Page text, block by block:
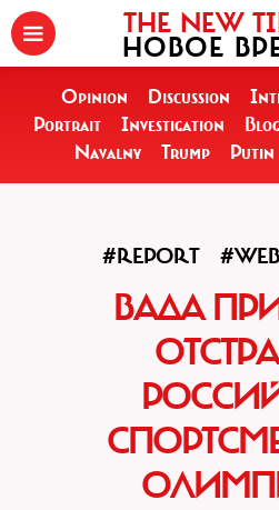
THE NEW
НОВОЕ
Opinion Discussion
Portrait
Investigation
Navalny
Trump Putin
#REPORT
ВАДА